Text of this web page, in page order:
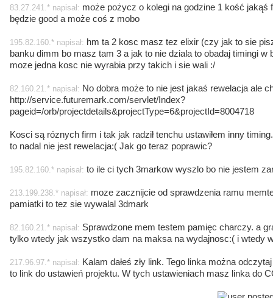
83.27.241.* napisał: może pożycz o kolegi na godzine 1 kość
będzie good a może coś z mobo
195.82.160.* napisał: hm ta 2 kosc masz tez elixir (czy jak to sie
banku dimm bo masz tam 3 a jak to nie dziala to obadaj timingi w
moze jedna kosc nie wyrabia przy takich i sie wali :/
82.160.21.* napisał: No dobra może to nie jest jakaś rewelacja ale
http://service.futuremark.com/servlet/Index?
pageid=/orb/projectdetails&projectType=6&projectId=8004718
Kosci są róznych firm i tak jak radził tenchu ustawiłem inny
to nadal nie jest rewelacja:( Jak go teraz poprawic?
195.82.160.* napisał: to ile ci tych 3markow wyszlo bo nie jestem
213.199.238.* napisał: moze zacznijcie od sprawdzenia ramu
pamiatki to tez sie wywalal 3dmark
82.160.21.* napisał: Sprawdzone mem testem pamięc charczy. a
tylko wtedy jak wszystko dam na maksa na wydajnosc:( i wtedy
217.96.97.* napisał: Kalam dałeś zły link. Tego linka można
to link do ustawień projektu. W tych ustawieniach masz linka do